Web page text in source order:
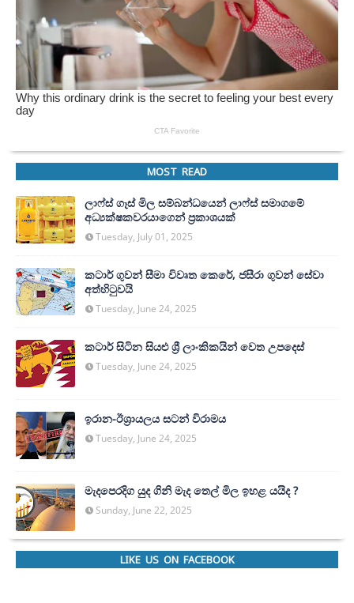
MOST READ
ලාෆ්ස් ගෑස් මිල සම්බන්ධයෙන් ලාෆ්ස් සමාගමේ
අධ්‍යක්ෂකවරයාගෙන් ප්‍රකාශයක්
Tuesday, July 01, 2025
කටාර් ගුවන් සීමා විවෘත කෙරේ, ජසීරා ගුවන් සේවා
අත්හි‍ටුවයි
Tuesday, June 24, 2025
කටාර් සිටින සියළු ශ්‍රී ලාංකිකයින් වෙත උපදෙස්
Tuesday, June 24, 2025
ඉරාන-ඊශ්‍රායලය සටන් විරාමය
Tuesday, June 24, 2025
මැදපෙරදිග යුද ගිනි මැද තෙල් මිල ඉහළ යයිද ?
Sunday, June 22, 2025
LIKE US ON FACEBOOK